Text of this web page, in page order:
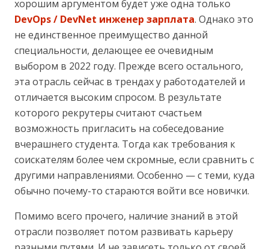
хорошим аргументом будет уже одна только
DevOps / DevNet инженер зарплата. Однако это
не единственное преимущество данной
специальности, делающее ее очевидным
выбором в 2022 году. Прежде всего остального,
эта отрасль сейчас в трендах у работодателей и
отличается высоким спросом. В результате
которого рекрутеры считают счастьем
возможность пригласить на собеседование
вчерашнего студента. Тогда как требования к
соискателям более чем скромные, если сравнить с
другими направлениями. Особенно — с теми, куда
обычно почему-то стараются войти все новички.
Помимо всего прочего, наличие знаний в этой
отрасли позволяет потом развивать карьеру